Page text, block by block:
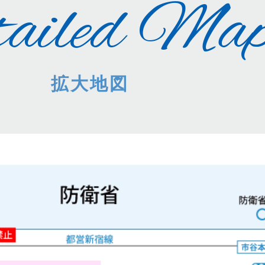
拡大地図